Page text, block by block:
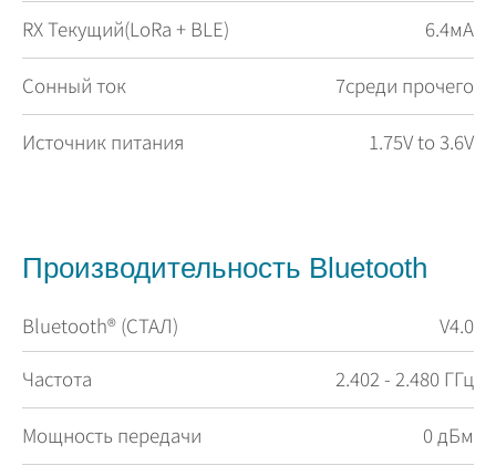
RX Текущий(LoRa + BLE) 6.4мА
Сонный ток 7среди прочего
Источник питания 1.75V to 3.6V
Производительность Bluetooth
Bluetooth® (СТАЛ)
V4.0
Частота
2.402 - 2.480 ГГц
Мощность передачи 0 дБм